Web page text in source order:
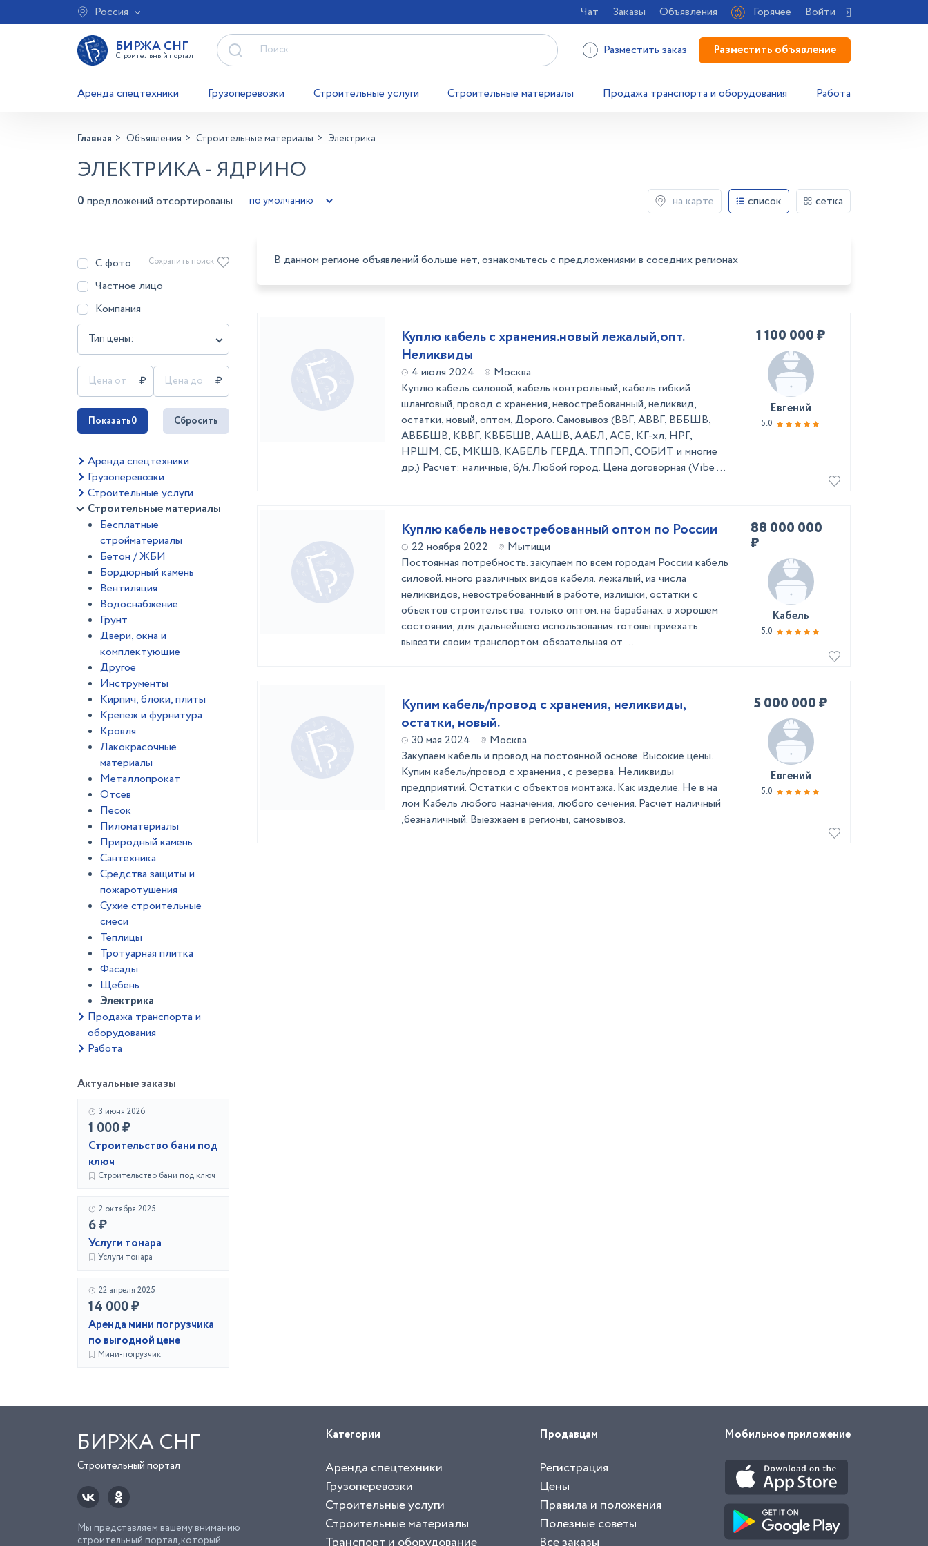
Россия Чат Заказы Объявления Горячее Войти
БИРЖА СНГ
Строительный портал Разместить заказ Разместить объявление
Аренда спецтехники Грузоперевозки Строительные услуги Строительные материалы Продажа транспорта и оборудования Работа
Главная Объявления Строительные материалы Электрика
ЭЛЕКТРИКА - ЯДРИНО
0 предложений отсортированы на карте список сетка
С фото
Частное лицо
Компания
Тип цены:
Сохранить поиск
Показать0 Сбросить
Аренда спецтехники
Грузоперевозки
Строительные услуги
Строительные материалы
Бесплатные
стройматериалы
Бетон / ЖБИ
Бордюрный камень
Вентиляция
Водоснабжение
Грунт
Двери, окна и
комплектующие
Другое
Инструменты
Кирпич, блоки, плиты
Крепеж и фурнитура
Кровля
Лакокрасочные
материалы
Металлопрокат
Отсев
Песок
Пиломатериалы
Природный камень
Сантехника
Средства защиты и
пожаротушения
Сухие строительные
смеси
Теплицы
Тротуарная плитка
Фасады
Щебень
Электрика
Продажа транспорта и
оборудования
Работа
Актуальные заказы
3 июня 2026
1 000 ₽
Строительство бани под
ключ
Строительство бани под ключ
2 октября 2025
6 ₽
Услуги тонара
Услуги тонара
22 апреля 2025
14 000 ₽
Аренда мини погрузчика
по выгодной цене
Мини-погрузчик
В данном регионе объявлений больше нет, ознакомьтесь с предложениями в соседних регионах
Kyплю кабель c хранения.новый лежалый,опт.
Неликвиды
4 июля 2024
Москва
Куплю кабель силовой, кабель контрольный, кабель гибкий
шланговый, провод с хранения, невостребованный, неликвид,
остатки, новый, оптом, Дорого. Самовывоз (ВВГ, АВВГ, ВББШВ,
АВББШВ, КВВГ, КВББШВ, ААШВ, ААБЛ, АСБ, КГ-хл, НРГ,
НРШМ, СБ, МКШВ, КАБЕЛЬ ГЕРДА. ТППЭП, СОБИТ и многие
др.) Расчет: наличные, б/н. Любой город. Цена договорная (Vibe ...
1 100 000 ₽
Евгений
5.0
Куплю кабель невостребованный оптом по России
22 ноября 2022
Мытищи
Постоянная потребность. закупаем по всем городам России кабель
силовой. много различных видов кабеля. лежалый, из числа
неликвидов, невостребованный в работе, излишки, остатки с
объектов строительства. только оптом. на барабанах. в хорошем
состоянии, для дальнейшего использования. готовы приехать
вывезти своим транспортом. обязательная от ...
88 000 000
₽
Кабель
5.0
Купим кабель/провод с хранения, неликвиды,
остатки, новый.
30 мая 2024
Москва
Закупаем кабель и провод на постоянной основе. Высокие цены.
Купим кабель/провод с хранения , с резерва. Неликвиды
предприятий. Остатки с объектов монтажа. Как изделие. Не в на
лом Кабель любого назначения, любого сечения. Расчет наличный
,безналичный. Выезжаем в регионы, самовывоз.
5 000 000 ₽
Евгений
5.0
БИРЖА СНГ
Строительный портал
Мы представляем вашему вниманию
строительный портал, который
Категории
Аренда спецтехники
Грузоперевозки
Строительные услуги
Строительные материалы
Продавцам
Регистрация
Цены
Правила и положения
Полезные советы
Мобильное приложение